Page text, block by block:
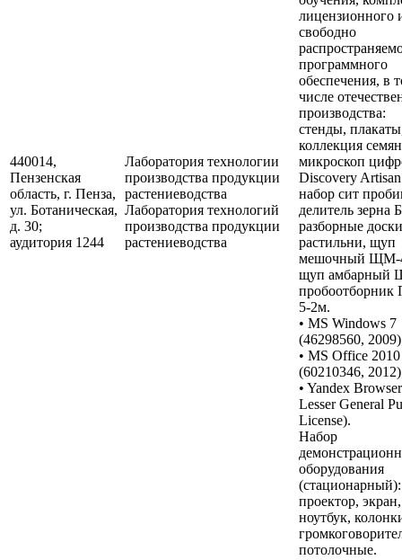
440014,
Пензенская
область, г. Пенза,
ул. Ботаническая,
д. 30;
аудитория 1244
Лаборатория технологии
производства продукции
растениеводства
Лаборатория технологий
производства продукции
растениеводства
лицензионного
свободно
программного
обеспечения, в
числе
производства:
стенды,
коллекция
микроскоп
Discovery
набор сит
делитель зерна
разборные
растильни, щуп
мешочный ЩМ-
щуп амбарный
5-2м.
• MS Windows 7
(46298560,
• MS Office 2010
(60210346,
• Yandex
Lesser General
License).
Набор
оборудования
(стационарный):
проектор, экран,
ноутбук,
потолочные.